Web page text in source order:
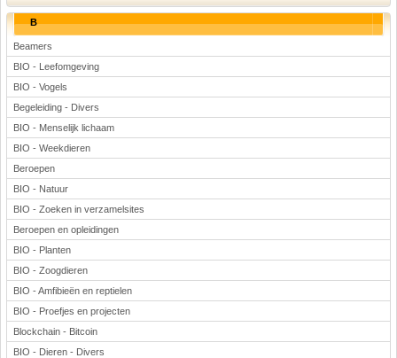
(Advertenties)
B
Beamers
BIO - Leefomgeving
BIO - Vogels
Begeleiding - Divers
BIO - Menselijk lichaam
BIO - Weekdieren
Beroepen
BIO - Natuur
BIO - Zoeken in verzamelsites
Beroepen en opleidingen
BIO - Planten
BIO - Zoogdieren
BIO - Amfibieën en reptielen
BIO - Proefjes en projecten
Blockchain - Bitcoin
BIO - Dieren - Divers